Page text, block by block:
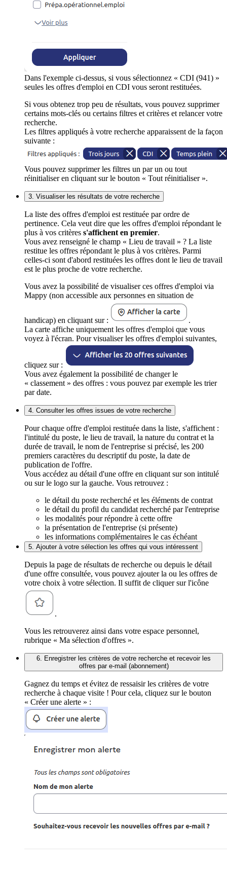
Dans l'exemple ci-dessus, si vous sélectionnez « CDI (941) »
seules les offres d'emploi en CDI vous seront restituées.
Si vous obtenez trop peu de résultats, vous pouvez supprimer
certains mots-clés ou certains filtres et critères et relancer votre
recherche.
Les filtres appliqués à votre recherche apparaissent de la façon
suivante :
Vous pouvez supprimer les filtres un par un ou tout
réinitialiser en cliquant sur le bouton « Tout réinitialiser ».
3. Visualiser les résultats de votre recherche
La liste des offres d'emploi est restituée par ordre de
pertinence. Cela veut dire que les offres d'emploi répondant le
plus à vos critères s'affichent en premier.
Vous avez renseigné le champ « Lieu de travail » ? La liste
restitue les offres répondant le plus à vos critères. Parmi
celles-ci sont d'abord restituées les offres dont le lieu de travail
est le plus proche de votre recherche.
Vous avez la possibilité de visualiser ces offres d'emploi via
Mappy (non accessible aux personnes en situation de
handicap) en cliquant sur :
.
La carte affiche uniquement les offres d'emploi que vous
voyez à l'écran. Pour visualiser les offres d'emploi suivantes,
cliquez sur :
Vous avez également la possibilité de changer le
« classement » des offres : vous pouvez par exemple les trier
par date.
4. Consulter les offres issues de votre recherche
Pour chaque offre d'emploi restituée dans la liste, s'affichent :
l'intitulé du poste, le lieu de travail, la nature du contrat et la
durée de travail, le nom de l'entreprise si précisé, les 200
premiers caractères du descriptif du poste, la date de
publication de l'offre.
Vous accédez au détail d'une offre en cliquant sur son intitulé
ou sur le logo sur la gauche. Vous retrouvez :
le détail du poste recherché et les éléments de contrat
le détail du profil du candidat recherché par l'entreprise
les modalités pour répondre à cette offre
la présentation de l'entreprise (si présente)
les informations complémentaires le cas échéant
5. Ajouter à votre sélection les offres qui vous intéressent
Depuis la page de résultats de recherche ou depuis le détail
d'une offre consultée, vous pouvez ajouter la ou les offres de
votre choix à votre sélection. Il suffit de cliquer sur l'icône
.
Vous les retrouverez ainsi dans votre espace personnel,
rubrique « Ma sélection d'offres ».
6. Enregistrer les critères de votre recherche et recevoir les
offres par e-mail (abonnement)
Gagnez du temps et évitez de ressaisir les critères de votre
recherche à chaque visite ! Pour cela, cliquez sur le bouton
« Créer une alerte » :